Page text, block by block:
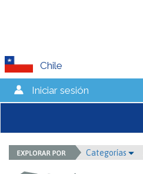
Chile
Iniciar sesión
Categorías